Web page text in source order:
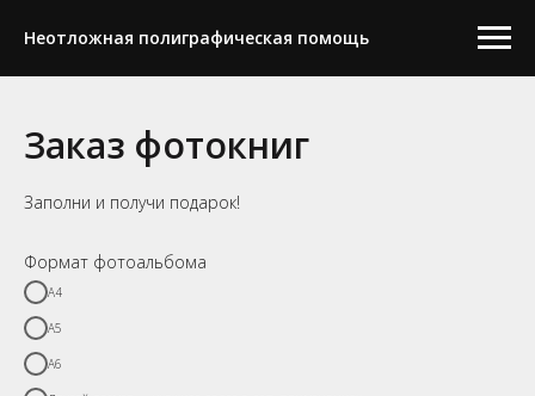
Неотложная полиграфическая помощь
Заказ фотокниг
Заполни и получи подарок!
Формат фотоальбома
A4
A5
A6